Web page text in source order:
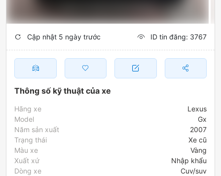
Cập nhật 5 ngày trước ID tin đăng: 3767
Thông số kỹ thuật của xe
Hãng xe
lexus
Model
gx
Năm sản xuất
2007
Trạng thái
xe cũ
Màu xe
vàng
Xuất xứ
nhập khẩu
Dòng xe
cuv/suv